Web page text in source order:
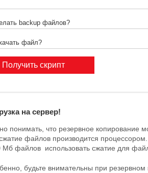
backup файлов?
файл?
на сервер!
понимать, что резервное копирование
файлов производится
Мб файлов использовать сжатие для
будьте внимательны при